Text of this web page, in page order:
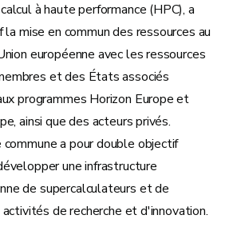
à haute performance (HPC), a
mise en commun des ressources au
européenne avec les ressources
et des États associés
programmes Horizon Europe et
ainsi que des acteurs privés.
a pour double objectif
une infrastructure
de supercalculateurs et de
de recherche et d'innovation.